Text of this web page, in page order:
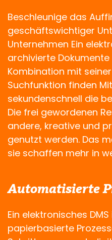
Beschleunige das
geschäftswichtiger
Unternehmen Ein
archivierte
Kombination mit
Suchfunktion finden
sekundenschnell die
Die frei gewordenen
andere, kreative und
genutzt werden. Das
sie schaffen mehr in
Automatisierte
Ein elektronisches
papierbasierte